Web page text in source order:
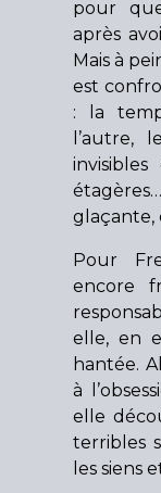
pour
après
Mais à
est
: la
l’autre,
glaçante,
Pour
encore
elle, en
hantée.
à
elle
terribles
les siens